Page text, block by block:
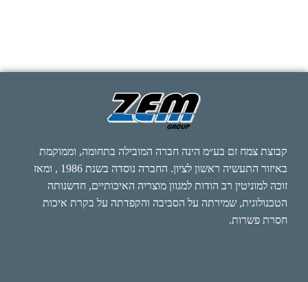
קבוצת צמח זם בע״מ הינה חברה המובילה בתחומה, וממוקמת
באיזור התעשיה ראשון לציון. החברה נוסדה בשנת 1986 , ומאז
זוכה למוניטין רב הודות למגוון מוצריה האיכותיים, חדשנותה
הטכנולוגית, שמירתה על הסביבה והקפדתה על בקרת איכות
חסרת פשרות.